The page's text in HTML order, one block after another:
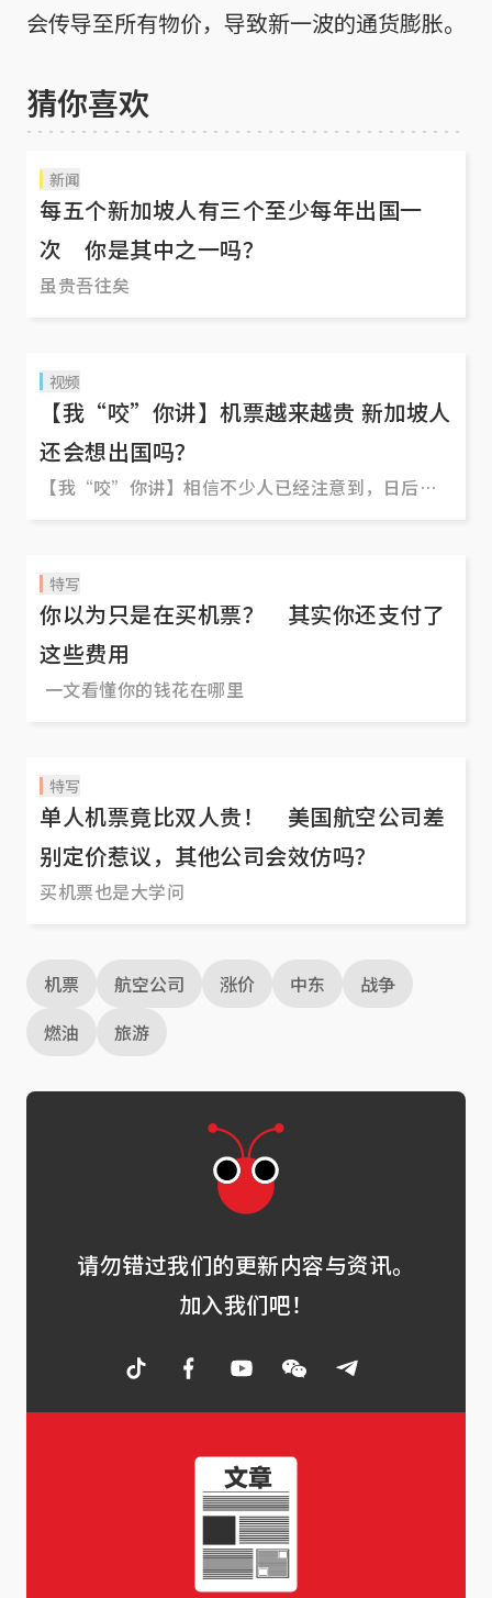
会传导至所有物价，导致新一波的通货膨胀。
猜你喜欢
新闻
每五个新加坡人有三个至少每年出国一
次 你是其中之一吗？
虽贵吾往矣
视频
【我“咬”你讲】机票越来越贵 新加坡人
还会想出国吗？
【我“咬”你讲】相信不少人已经注意到，日后搭
特写
你以为只是在买机票？ 其实你还支付了
这些费用
一文看懂你的钱花在哪里
特写
单人机票竟比双人贵！ 美国航空公司差
别定价惹议，其他公司会效仿吗？
买机票也是大学问
机票 航空公司 涨价 中东
战争
燃油
旅游
请勿错过我们的更新内容与资讯。
加入我们吧！